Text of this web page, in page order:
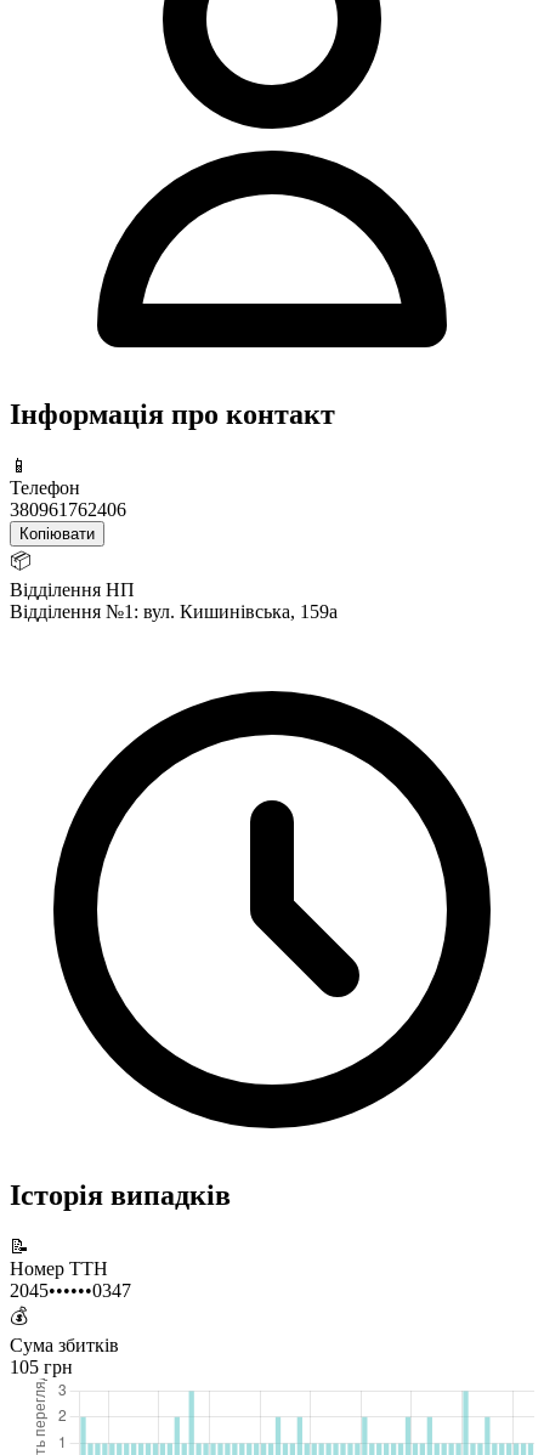
Інформація про контакт
📱
Телефон
380961762406
Копіювати
📦
Відділення НП
Відділення №1: вул. Кишинівська, 159а
Історія випадків
📝
Номер ТТН
2045••••••0347
💰
Сума збитків
105 грн